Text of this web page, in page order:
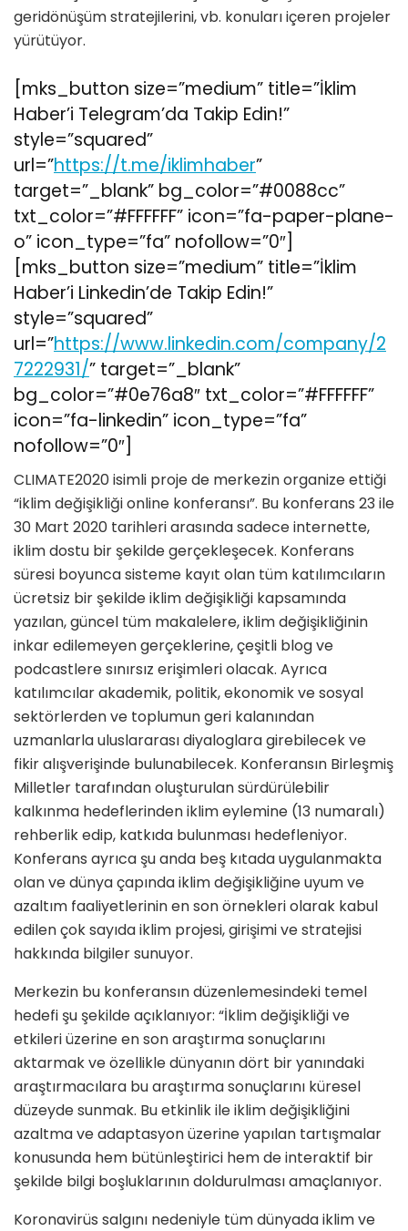
geridönüşüm stratejilerini, vb. konuları içeren projeler
yürütüyor.
[mks_button size=”medium” title=”İklim
Haber’i Telegram’da Takip Edin!”
style=”squared”
url=”https://t.me/iklimhaber”
target=”_blank” bg_color=”#0088cc”
txt_color=”#FFFFFF” icon=”fa-paper-plane-
o” icon_type=”fa” nofollow=”0″]
[mks_button size=”medium” title=”İklim
Haber’i Linkedin’de Takip Edin!”
style=”squared”
url=”https://www.linkedin.com/company/2
7222931/” target=”_blank”
bg_color=”#0e76a8″ txt_color=”#FFFFFF”
icon=”fa-linkedin” icon_type=”fa”
nofollow=”0″]
CLIMATE2020 isimli proje de merkezin organize ettiği
“iklim değişikliği online konferansı”. Bu konferans 23 ile
30 Mart 2020 tarihleri arasında sadece internette,
iklim dostu bir şekilde gerçekleşecek. Konferans
süresi boyunca sisteme kayıt olan tüm katılımcıların
ücretsiz bir şekilde iklim değişikliği kapsamında
yazılan, güncel tüm makalelere, iklim değişikliğinin
inkar edilemeyen gerçeklerine, çeşitli blog ve
podcastlere sınırsız erişimleri olacak. Ayrıca
katılımcılar akademik, politik, ekonomik ve sosyal
sektörlerden ve toplumun geri kalanından
uzmanlarla uluslararası diyaloglara girebilecek ve
fikir alışverişinde bulunabilecek. Konferansın Birleşmiş
Milletler tarafından oluşturulan sürdürülebilir
kalkınma hedeflerinden iklim eylemine (13 numaralı)
rehberlik edip, katkıda bulunması hedefleniyor.
Konferans ayrıca şu anda beş kıtada uygulanmakta
olan ve dünya çapında iklim değişikliğine uyum ve
azaltım faaliyetlerinin en son örnekleri olarak kabul
edilen çok sayıda iklim projesi, girişimi ve stratejisi
hakkında bilgiler sunuyor.
Merkezin bu konferansın düzenlemesindeki temel
hedefi şu şekilde açıklanıyor: “İklim değişikliği ve
etkileri üzerine en son araştırma sonuçlarını
aktarmak ve özellikle dünyanın dört bir yanındaki
araştırmacılara bu araştırma sonuçlarını küresel
düzeyde sunmak. Bu etkinlik ile iklim değişikliğini
azaltma ve adaptasyon üzerine yapılan tartışmalar
konusunda hem bütünleştirici hem de interaktif bir
şekilde bilgi boşluklarının doldurulması amaçlanıyor.
Koronavirüs salgını nedeniyle tüm dünyada iklim ve